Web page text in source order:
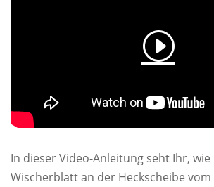
In dieser Video-Anleitung seht Ihr,
Wischerblatt an der Heckscheibe vom